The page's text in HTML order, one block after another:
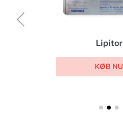
Lipitor
KØB NU